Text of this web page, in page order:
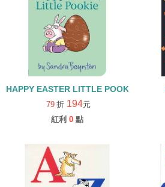
HAPPY EASTER LITTLE POOKIE/硬頁書
79 折 194元
紅利 0 點